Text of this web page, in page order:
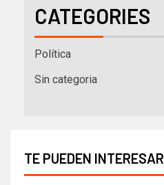
CATEGORIES
Política
Sin categoria
TE PUEDEN INTERESAR